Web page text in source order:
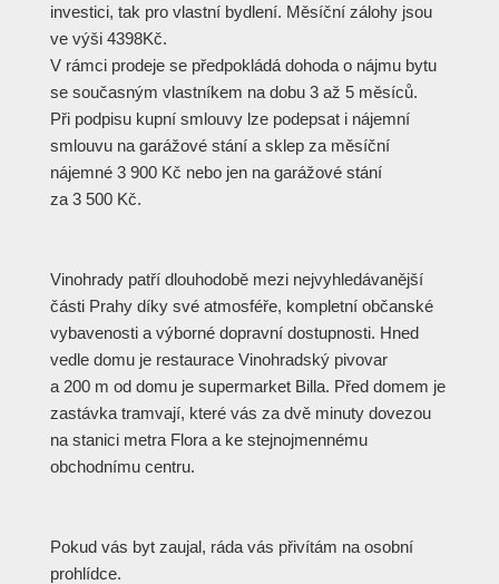
investici, tak pro vlastní bydlení. Měsíční zálohy jsou
ve výši 4398Kč.
V rámci prodeje se předpokládá dohoda o nájmu bytu
se současným vlastníkem na dobu 3 až 5 měsíců.
Při podpisu kupní smlouvy lze podepsat i nájemní
smlouvu na garážové stání a sklep za měsíční
nájemné 3 900 Kč nebo jen na garážové stání
za 3 500 Kč.
Vinohrady patří dlouhodobě mezi nejvyhledávanější
části Prahy díky své atmosféře, kompletní občanské
vybavenosti a výborné dopravní dostupnosti. Hned
vedle domu je restaurace Vinohradský pivovar
a 200 m od domu je supermarket Billa. Před domem je
zastávka tramvají, které vás za dvě minuty dovezou
na stanici metra Flora a ke stejnojmennému
obchodnímu centru.
Pokud vás byt zaujal, ráda vás přivítám na osobní
prohlídce.